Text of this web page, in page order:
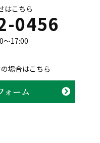
はこちら
0456
〜17:00
場合はこちら
ォーム